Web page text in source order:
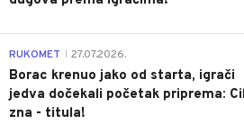
RUKOMET 27.07.2026.
Borac krenuo jako od starta, igrači
jedva dočekali početak priprema:
zna - titula!